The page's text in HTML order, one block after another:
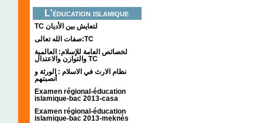
L'éducation islamique
TC لتعايش بين الأديان
صفات الله تعالى:TC
لخصائص العامة للإسلام: العالمية
والتوازن والاعتدال TC
نظام الارث في الاسلام : الورثة و
أنصبتهم
Examen régional-éducation
islamique-bac 2013-casa
Examen régional-éducation
islamique-bac 2013-meknès